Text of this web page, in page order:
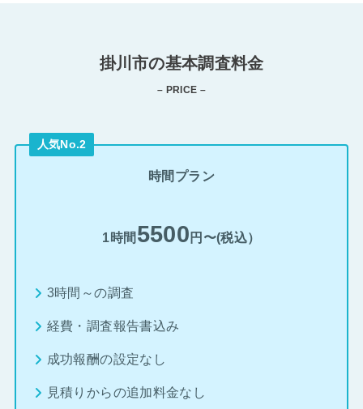
掛川市の基本調査料金
– PRICE –
人気No.2
時間プラン
1時間 5500 円〜(税込）
3時間～の調査
経費・調査報告書込み
成功報酬の設定なし
見積りからの追加料金なし